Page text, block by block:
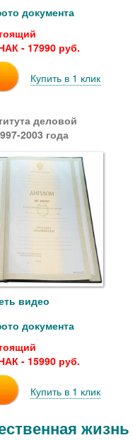
документа
- 17990 руб.
Купить в 1 клик
деловой
2003 года
видео
документа
- 15990 руб.
Купить в 1 клик
жизнь